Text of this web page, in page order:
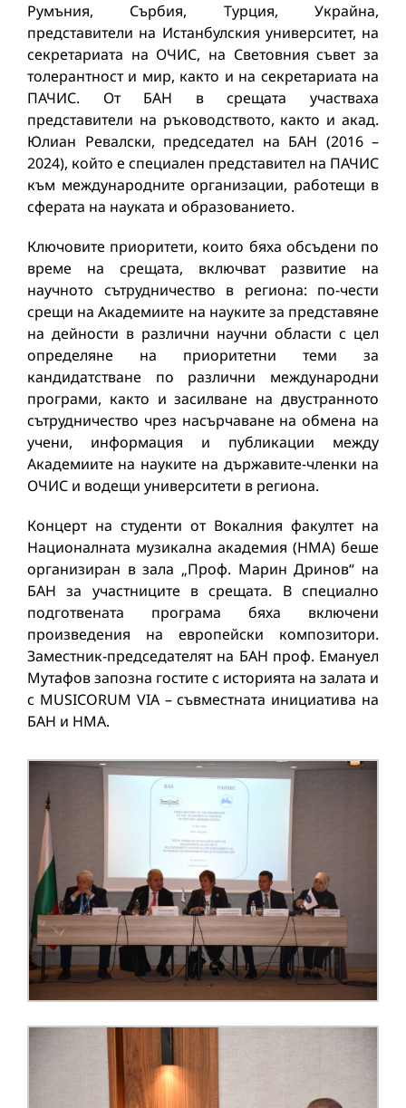
Румъния, Сърбия, Турция, Украйна,
представители на Истанбулския университет, на
секретариата на ОЧИС, на Световния съвет за
толерантност и мир, както и на секретариата на
ПАЧИС. От БАН в срещата участваха
представители на ръководството, както и акад.
Юлиан Ревалски, председател на БАН (2016 –
2024), който е специален представител на ПАЧИС
към международните организации, работещи в
сферата на науката и образованието.
Ключовите приоритети, които бяха обсъдени по
време на срещата, включват развитие на
научното сътрудничество в региона: по-чести
срещи на Академиите на науките за представяне
на дейности в различни научни области с цел
определяне на приоритетни теми за
кандидатстване по различни международни
програми, както и засилване на двустранното
сътрудничество чрез насърчаване на обмена на
учени, информация и публикации между
Академиите на науките на държавите-членки на
ОЧИС и водещи университети в региона.
Концерт на студенти от Вокалния факултет на
Националната музикална академия (НМА) беше
организиран в зала „Проф. Марин Дринов“ на
БАН за участниците в срещата. В специално
подготвената програма бяха включени
произведения на европейски композитори.
Заместник-председателят на БАН проф. Емануел
Мутафов запозна гостите с историята на залата и
с MUSICORUM VIA – съвместната инициатива на
БАН и НМА.